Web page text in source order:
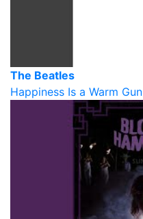
The Beatles
Happiness Is a Warm Gun